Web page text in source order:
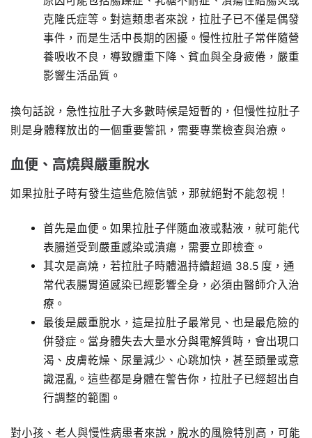
克隆氏症等。對這類患者來說，拉肚子已不僅是偶發
事件，而是生活中長期的困擾。慢性拉肚子常伴隨營
養吸收不良，導致體重下降、貧血與全身疲倦，嚴重
影響生活品質。
換句話說，急性拉肚子大多數時候是短暫的，但慢性拉肚子
則是身體釋放出的一個重要警訊，需要專業檢查與治療。
血便、高燒與嚴重脫水
如果拉肚子時有發生這些危險信號，那就絕對不能忽視！
首先是血便。如果拉肚子伴隨血液或黏液，就可能代
表腸道受到嚴重感染或潰瘍，需要立即檢查。
其次是高燒，若拉肚子時體溫持續超過 38.5 度，通
常代表腸胃道感染已經影響全身，必須由醫師介入治
療。
最後是嚴重脫水，這是拉肚子最常見、也是最危險的
併發症。當身體失去大量水分與電解質時，會出現口
渴、皮膚乾燥、尿量減少、心跳加快，甚至頭暈或意
識混亂。這些都是身體在警告你，拉肚子已經超出自
行調整的範圍。
對小孩、老人與慢性病患者來說，脫水的風險特別高，可能